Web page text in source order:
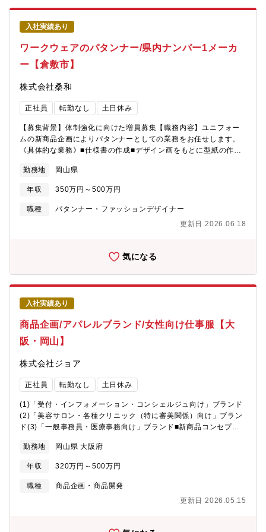
徴】・将来的にはCMFデザイナーとして内装/外装どちらも携わる
可能性があります。外装色は現在特定のメンバーでタスクチーム
を組んで開発していますがメンバーは固定ではなく各自のキャリ
アやグループ全体のスキルアップも考えた編成・構成で不定期に
変更します。・サプライヤ等で特定の領域を極めて来られた方は
さらに広範囲でご活躍の幅を広げて行くことができます。ご入社
提供価値の提案を期待しております。表皮素材だけでなく部品塗
装色、成形フィルム等多岐に渡る製品化の経験・挑戦が可能で
す。・現メンバーには各領域のスペシャリストがおり、そのよう
な環境で知見やスキルを習得しながらデザイナーとしてステップ
アップいただけます。また、「新しい提供価値をつくること」が
業務の本質のため、どんな業種の方でも十分に活躍できるチャン
スがあります。【入社後イメージ】デザイン本部プロダクション
デザインスタジオへ配属。入社後1年程度は上司の指導のもと車両
用した素材・質感表現および量産CMFデザイン開発のスペシャリ
プ】①書類審査：職務経歴書およびポートフォリオの提出②1次面
接：面接、質疑応答など※現在はTeams会議での実施③課題制
プレゼンテーションと面接
入社実績あり
ワークウェアのパタンナー/県内ナンバー1メーカ
ー【倉敷市】
株式会社桑和
正社員 転勤なし 土日休み
【募集背景】体制強化に向けた増員募集【職務内容】ユニフォー
ムの新商品企画によりパタンナーとしての業務をお任せします。
《具体的な業務》■仕様書の作成■デザイン画をもとに型紙の作成
の手伝い、特に荷受け業務や出荷業務は繁忙期は大変忙しいの
で、部署の垣根を越えて助け合っています。（出来る範囲で）
《入社後について》入社後は先輩社員についてもらい、半年程度
で社内システムや業務フローを習得していただきます。経験やス
アップの可能性が生まれます。《ブランドの特徴とこだわり》
供し続けています。「着る人が誇りを持って生き生きと働ける作
業服」をコンセプトに、次の3つの要素をもとに商品開発を行って
います。◆スタイリッシュなデザイン◆伝統と革新の融合◆持続
可能な価値【所属部署】生産部 企画課：11名（男性4名、女性7
名）※パタンナーは2名（女性）の方が在籍しています。
勤務地 岡山県
年収 350万円～500万円
職種
パタンナー・ファッションデザイナー
更新日 2026.06.18
気になる
入社実績あり
商品企画/アパレルブランド/女性向け仕事服【大
阪・岡山】
株式会社ジョア
正社員 転勤なし 土日休み
(1)「受付・インフォメーション・コンシェルジュ向け」ブランド
(2)「美容サロン・各種クリニック（特に審美関係）向け」ブラン
ド(3)「一般事務員・医療事務向け」ブランド■新商品コンセプト
ンプル作成・価格設定・展示会催し商品説明など、商品企画の全
般業務に携わっていただきます。■新商品企画（春夏・秋冬の２シ
ーズン）の担当をしていただき、その他で感度の高いお客様のご
要望に沿った別注案件としてデザイン画や素材選定での企画書を
勤務地 岡山県 大阪府
年収 320万円～500万円
職種
商品企画・商品開発
更新日 2026.05.15